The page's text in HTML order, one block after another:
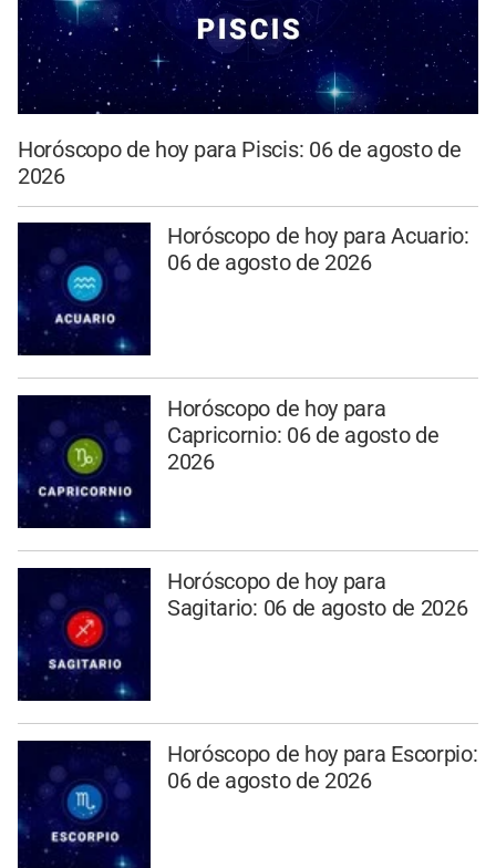
Horóscopo de hoy para Piscis: 06 de agosto de
2026
Horóscopo de hoy para Acuario:
06 de agosto de 2026
Horóscopo de hoy para
Capricornio: 06 de agosto de
2026
Horóscopo de hoy para
Sagitario: 06 de agosto de 2026
Horóscopo de hoy para Escorpio:
06 de agosto de 2026